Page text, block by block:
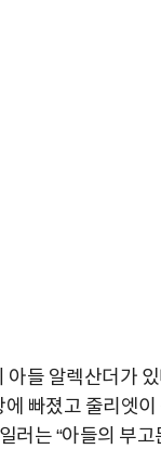
들 알렉산더가
빠졌고 줄리엣
러는 “아들의 부